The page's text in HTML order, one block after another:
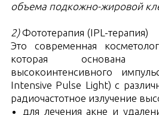
объема подкожно-жировой
2)Фототерапия (IPL-терапия)
Это современная
которая основана
высокоинтенсивного
Intensive Pulse Light) с
радиочастотное излучение
для лечения акне и